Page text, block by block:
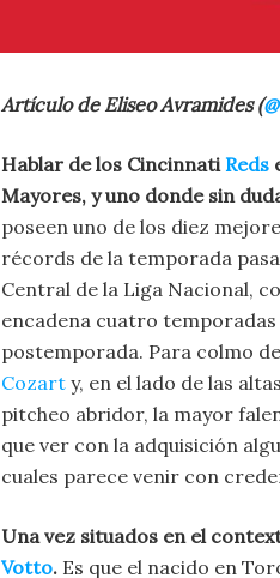
Artículo de Eliseo Avramides (
Hablar de los Cincinnati Reds
Mayores, y uno donde sin
poseen uno de los diez
récords de la temporada
Central de la Liga Nacional,
encadena cuatro
postemporada. Para colmo
Cozart y, en el lado de las
pitcheo abridor, la mayor
que ver con la adquisición
cuales parece venir con
Una vez situados en el
Votto. Es que el nacido en